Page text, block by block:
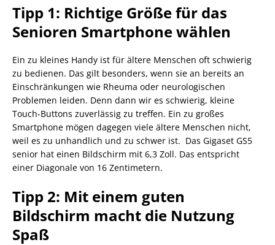
Tipp 1: Richtige Größe für das
Senioren Smartphone wählen
Ein zu kleines Handy ist für ältere Menschen oft schwierig
zu bedienen. Das gilt besonders, wenn sie an bereits an
Einschränkungen wie Rheuma oder neurologischen
Problemen leiden. Denn dann wir es schwierig, kleine
Touch-Buttons zuverlässig zu treffen. Ein zu großes
Smartphone mögen dagegen viele ältere Menschen nicht,
weil es zu unhandlich und zu schwer ist. Das Gigaset GS5
senior hat einen Bildschirm mit 6,3 Zoll. Das entspricht
einer Diagonale von 16 Zentimetern.
Tipp 2: Mit einem guten
Bildschirm macht die Nutzung
Spaß